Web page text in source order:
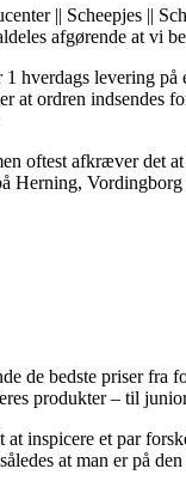
|| Scheepjes ||
afgørende at vi
hverdags levering
at ordren indsendes
oftest afkræver det
Herning,
de bedste priser fra
produkter – til
inspicere et par
at man er på